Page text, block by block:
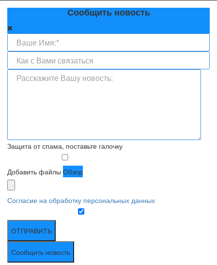
Сообщить новость
Защита от спама, поставьте галочку
Добавить файлы Обзор
Согласие на обработку персональных данных
ОТПРАВИТЬ
Сообщить новость